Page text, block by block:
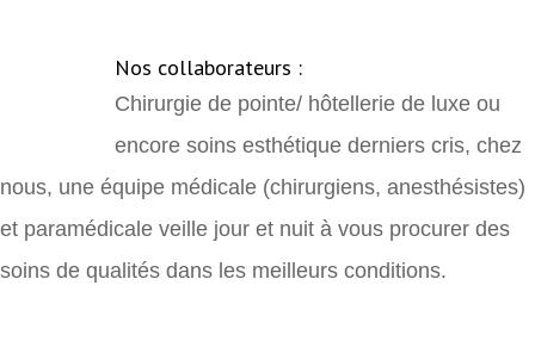
Nos collaborateurs :
Chirurgie de pointe/ hôtellerie de luxe ou
encore soins esthétique derniers cris, chez
nous, une équipe médicale (chirurgiens, anesthésistes)
et paramédicale veille jour et nuit à vous procurer des
soins de qualités dans les meilleurs conditions.